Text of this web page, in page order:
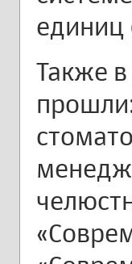
единиц
Также